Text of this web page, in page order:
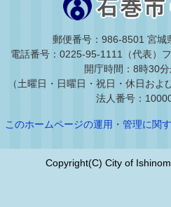
郵便番号：986-8501 宮城
電話番号：0225-95-1111（代表）
開庁時間：8時30
（土曜日・日曜日・祝日・休日およ
法人番号：
このホームページの運用・管理に関
Copyright(C) City of